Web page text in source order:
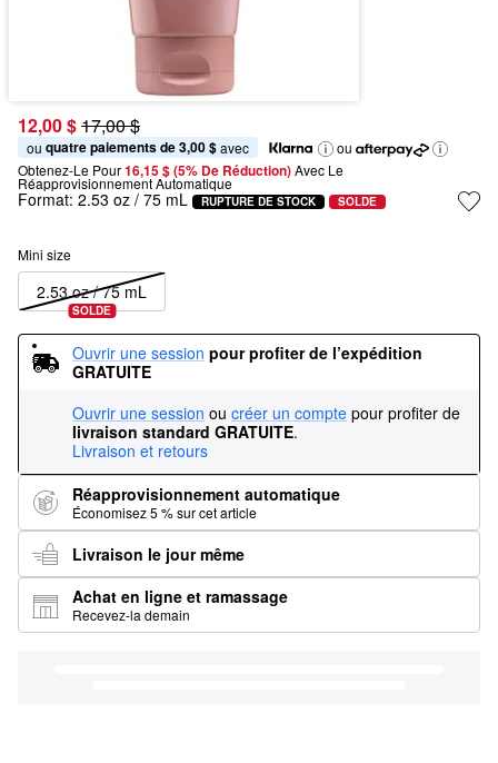
12,00 $17,00 $
ou quatre paiements de 3,00 $ avec
ou
Obtenez-Le Pour16,15 $ (5% De Réduction) Avec Le
Réapprovisionnement Automatique
Format: 2.53 oz / 75 mL RUPTURE DE STOCK SOLDE
Mini size
2.53 oz / 75 mL
SOLDE
Ouvrir une session pour profiter de l’expédition
GRATUITE
Ouvrir une session ou créer un compte pour profiter de
livraison standard GRATUITE.
Livraison et retours
Réapprovisionnement automatique
Économisez 5 % sur cet article
Livraison le jour même
Achat en ligne et ramassage
Recevez-la demain